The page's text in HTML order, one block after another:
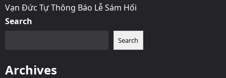
Vạn Đức Tự Thông Báo Lễ Sám Hối
Search
Search
Archives